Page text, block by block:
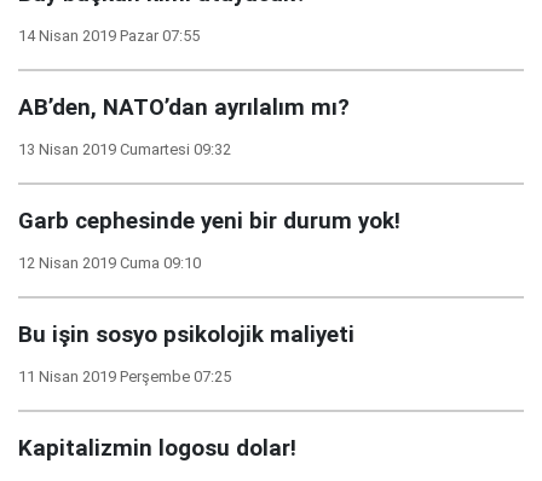
14 Nisan 2019 Pazar 07:55
AB’den, NATO’dan ayrılalım mı?
13 Nisan 2019 Cumartesi 09:32
Garb cephesinde yeni bir durum yok!
12 Nisan 2019 Cuma 09:10
Bu işin sosyo psikolojik maliyeti
11 Nisan 2019 Perşembe 07:25
Kapitalizmin logosu dolar!